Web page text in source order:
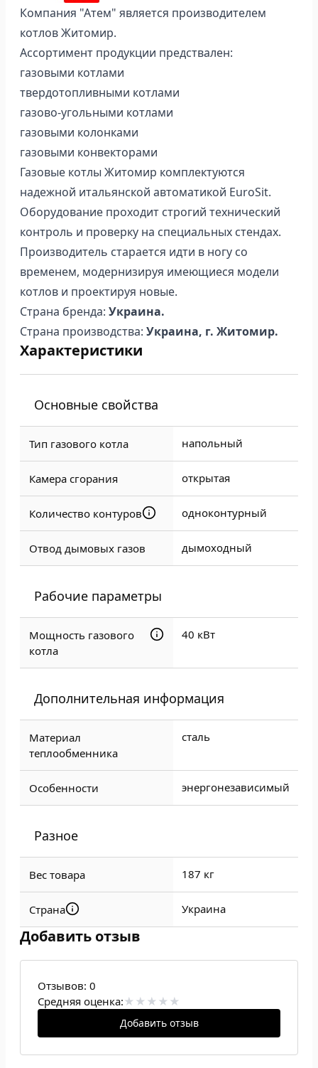
Компания "Атем" является производителем
котлов Житомир.
Ассортимент продукции предствален:
газовыми котлами
твердотопливными котлами
газово-угольными котлами
газовыми колонками
газовыми конвекторами
Газовые котлы Житомир комплектуются
надежной итальянской автоматикой EuroSit.
Оборудование проходит строгий технический
контроль и проверку на специальных стендах.
Производитель старается идти в ногу со
временем, модернизируя имеющиеся модели
котлов и проектируя новые.
Страна бренда: Украина.
Страна производства: Украина, г. Житомир.
Характеристики
Основные свойства
Тип газового котла напольный
Камера сгорания открытая
Количество контуров одноконтурный
Отвод дымовых газов дымоходный
Рабочие параметры
Мощность газового
котла
40 кВт
Дополнительная информация
Материал
теплообменника
сталь
Особенности энергонезависимый
Разное
Вес товара 187 кг
Страна Украина
Добавить отзыв
Отзывов: 0
Средняя оценка:
Добавить отзыв